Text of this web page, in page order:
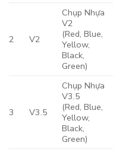
2 V2
Chụp Nhựa
V2
(Red, Blue,
Yellow,
Black,
Green)
3 V3.5
Chụp Nhựa
V3.5
(Red, Blue,
Yellow,
Black,
Green)